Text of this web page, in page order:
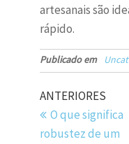
artesanais são
rápido.
Publicado em
ANTERIORES
O que significa
robustez de um